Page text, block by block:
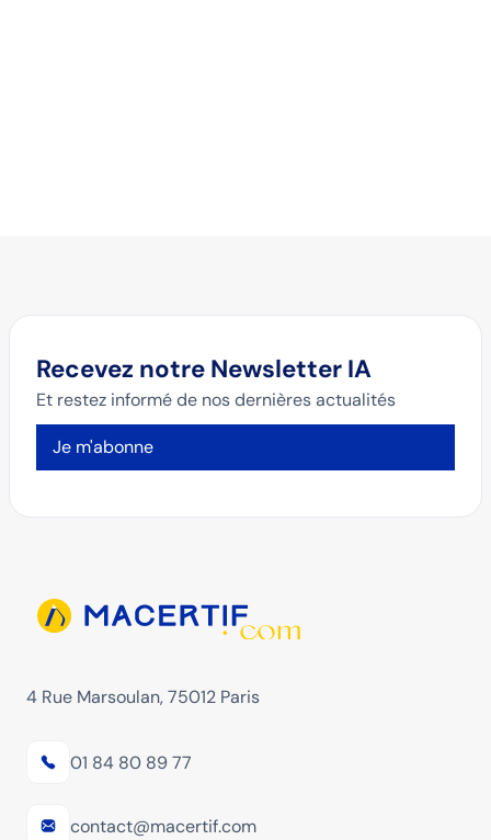
Recevez notre Newsletter IA
Et restez informé de nos dernières actualités
Je m'abonne
4 Rue Marsoulan, 75012 Paris
01 84 80 89 77
contact@macertif.com